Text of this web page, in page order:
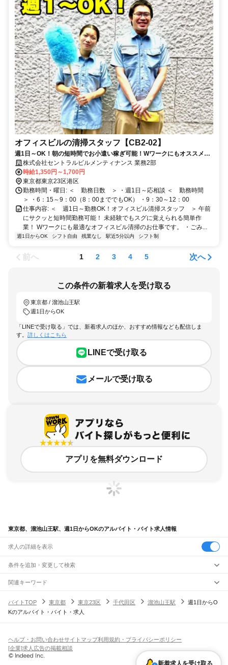
オフィスビルの清掃スタッフ【CB2-02】
週1日～OK！朝の短時間でお小遣い稼ぎ可能！Wワークにもオススメ！
未経験スタート大歓迎！
株式会社セントラルビルメンティナンス 業務2部
時給1,350円～1,700円
東京都東京23区港区
勤務時間・曜日: ＜ 勤務日数 ＞ ・週1日～応相談 ＜ 勤務時間
＞ ・6：15～9：00（8：00まででもOK） ・9：30～12：00
仕事内容: ＜ 週1日～勤務OK！オフィスビル清掃スタッフ ＞ 午前
にサクッと短時間勤務可能！ 未経験でもスグに覚えられる簡単作
業！ Wワークにも最適なオフィスビル清掃のお仕事です。 ・ごみ...
週1日からOK シフト自由 残業なし 駅近5分以内 シフト制
前へ 1 2 3 4 5 次へ
この条件の新着求人を受け取る
東京都 / 溜池山王駅
週1日からOK
「LINEで受け取る」では、新着求人のほか、おすすめ情報なども配信しま
す。 詳しくはこちら
LINEで受け取る
メールで受け取る
アプリを無料ダウンロード
東京都、溜池山王駅、週1日からOKのアルバイト・バイト求人情報
求人の詳細を表示
条件を追加・変更して検索
市区町村を追加・変更
東京都すべて
東京23区 すべて
江戸川区
八王子市立川市武蔵野市 昭島市調布市町田市小金井市
小平市日野市 狛江市 東大和市 清瀬市
駅を追加・変更
JR山手線
大崎駅五反田駅目黒駅恵比寿駅 代々木駅新宿駅新大久保駅
高田馬場駅
田端駅 西日暮里駅
職種を追加・変更
飲食・フードサービスすべて
ホールスタッフキッチンスタッフ
パン屋（ベーカリー）
バー（BAR）・バーテンダー
飲食店（店長・マネージャー）
人気
日払いOK高校生歓迎 髪型・髪色自由
雇用形態を追加・変更
関連キーワード
バイトTOP
東京都 東京23区 千代田区 溜池山王駅
週1日からO
Kのアルバイト・バイト・求人
新着求人を受け取る
ヘルプ・お問い合わせサイトマップ利用規約・プライバシーポリシー
[企業]求人広告の掲載相談